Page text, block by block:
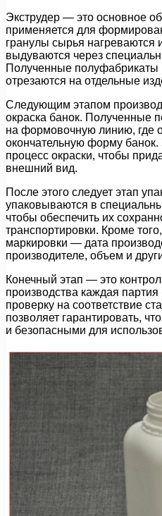
Экструдер — это основное
применяется для
гранулы сырья нагреваются
выдуваются через
Полученные полуфабрикаты
отрезаются на отдельные
Следующим этапом
окраска банок. Полученные
на формовочную линию, где
окончательную форму
процесс окраски, чтобы
внешний вид.
После этого следует этап
упаковываются в
чтобы обеспечить их
транспортировки. Кроме
маркировки — дата
производителе, объем и
Конечный этап — это
производства каждая
проверку на соответствие
позволяет гарантировать,
и безопасными для